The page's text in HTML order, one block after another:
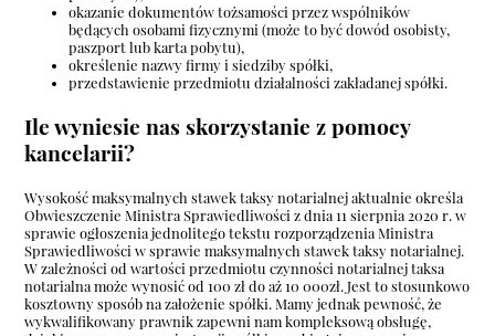
okazanie dokumentów tożsamości przez wspólników
będących osobami fizycznymi (może to być dowód osobisty,
paszport lub karta pobytu),
określenie nazwy firmy i siedziby spółki,
przedstawienie przedmiotu działalności zakładanej spółki.
Ile wyniesie nas skorzystanie z pomocy
kancelarii?
Wysokość maksymalnych stawek taksy notarialnej aktualnie określa
Obwieszczenie Ministra Sprawiedliwości z dnia 11 sierpnia 2020 r. w
sprawie ogłoszenia jednolitego tekstu rozporządzenia Ministra
Sprawiedliwości w sprawie maksymalnych stawek taksy notarialnej.
W zależności od wartości przedmiotu czynności notarialnej taksa
notarialna może wynosić od 100 zł do aż 10 000zł. Jest to stosunkowo
kosztowny sposób na założenie spółki. Mamy jednak pewność, że
wykwalifikowany prawnik zapewni nam kompleksową obsługę,